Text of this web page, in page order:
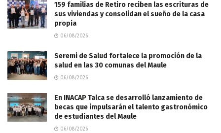
159 familias de Retiro reciben las escrituras de
sus viviendas y consolidan el sueño de la casa
propia
06/08/2026
Seremi de Salud fortalece la promoción de la
salud en las 30 comunas del Maule
06/08/2026
En INACAP Talca se desarrolló lanzamiento de
becas que impulsarán el talento gastronómico
de estudiantes del Maule
06/08/2026